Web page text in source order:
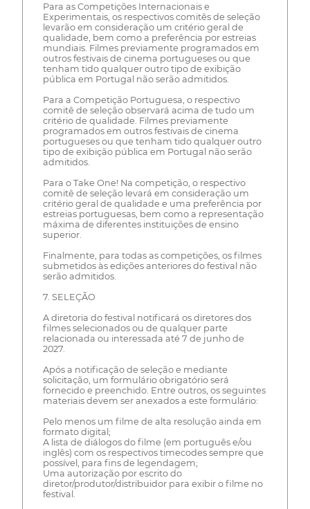
Para as Competições Internacionais e
Experimentais, os respectivos comitês de seleção
levarão em consideração um critério geral de
qualidade, bem como a preferência por estreias
mundiais. Filmes previamente programados em
outros festivais de cinema portugueses ou que
tenham tido qualquer outro tipo de exibição
pública em Portugal não serão admitidos.
Para a Competição Portuguesa, o respectivo
comitê de seleção observará acima de tudo um
critério de qualidade. Filmes previamente
programados em outros festivais de cinema
portugueses ou que tenham tido qualquer outro
tipo de exibição pública em Portugal não serão
admitidos.
Para o Take One! Na competição, o respectivo
comitê de seleção levará em consideração um
critério geral de qualidade e uma preferência por
estreias portuguesas, bem como a representação
máxima de diferentes instituições de ensino
superior.
Finalmente, para todas as competições, os filmes
submetidos às edições anteriores do festival não
serão admitidos.
7. SELEÇÃO
A diretoria do festival notificará os diretores dos
filmes selecionados ou de qualquer parte
relacionada ou interessada até 7 de junho de
2027.
Após a notificação de seleção e mediante
solicitação, um formulário obrigatório será
fornecido e preenchido. Entre outros, os seguintes
materiais devem ser anexados a este formulário:
Pelo menos um filme de alta resolução ainda em
formato digital;
A lista de diálogos do filme (em português e/ou
inglês) com os respectivos timecodes sempre que
possível, para fins de legendagem;
Uma autorização por escrito do
diretor/produtor/distribuidor para exibir o filme no
festival.